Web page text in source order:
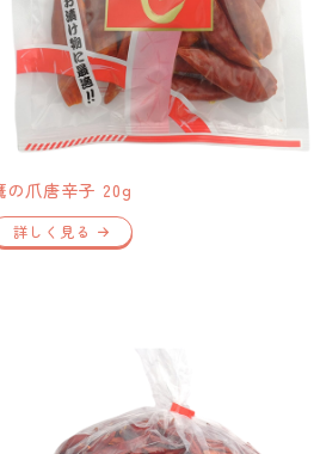
の爪唐辛子 20g
詳しく見る